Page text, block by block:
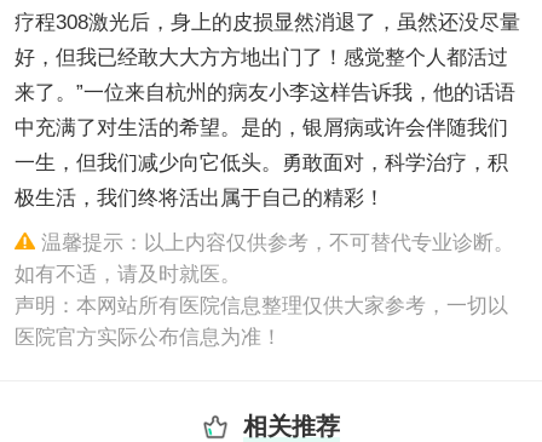
疗程308激光后，身上的皮损显然消退了，虽然还没尽量
好，但我已经敢大大方方地出门了！感觉整个人都活过
来了。”一位来自杭州的病友小李这样告诉我，他的话语
中充满了对生活的希望。是的，银屑病或许会伴随我们
一生，但我们减少向它低头。勇敢面对，科学治疗，积
极生活，我们终将活出属于自己的精彩！
温馨提示：以上内容仅供参考，不可替代专业诊断。
如有不适，请及时就医。
声明：本网站所有医院信息整理仅供大家参考，一切以
医院官方实际公布信息为准！
相关推荐